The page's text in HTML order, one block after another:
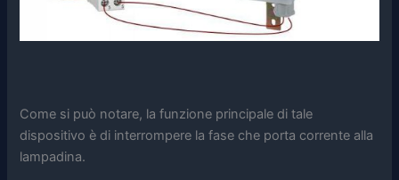
Come si può notare, la funzione principale di tale
dispositivo è di interrompere la fase che porta corrente alla
lampadina.